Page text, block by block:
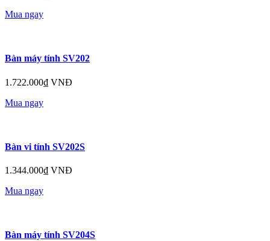
Mua ngay
Bàn máy tính SV202
1.722.000₫ VNĐ
Mua ngay
Bàn vi tính SV202S
1.344.000₫ VNĐ
Mua ngay
Bàn máy tính SV204S